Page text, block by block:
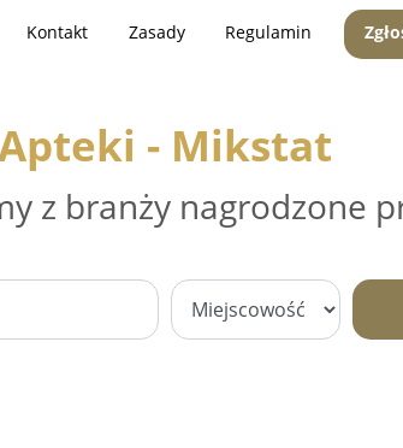
Kontakt Zasady Regulamin
- Mikstat
z branży nagrodzone